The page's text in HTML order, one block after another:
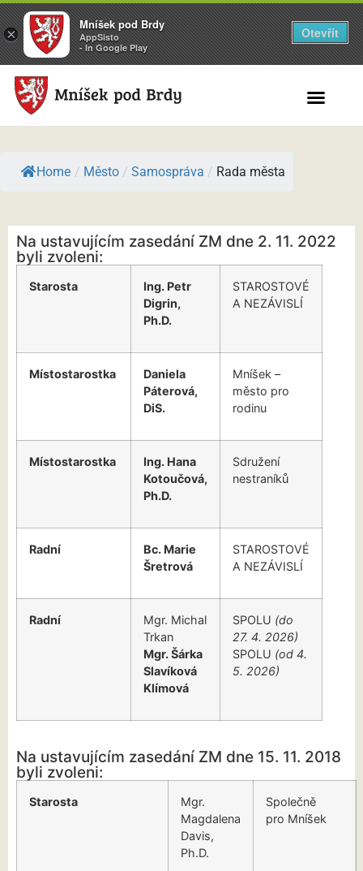
Home / Město / Samospráva / Rada města
Na ustavujícím zasedání ZM dne 2. 11. 2022
byli zvoleni:
Starosta
Ing. Petr
Digrin,
Ph.D.
STAROSTOVÉ
A NEZÁVISLÍ
Místostarostka
Daniela
Páterová,
DiS.
Mníšek –
město pro
rodinu
Místostarostka
Ing. Hana
Kotoučová,
Ph.D.
Sdružení
nestraníků
Radní
Bc. Marie
Šretrová
STAROSTOVÉ
A NEZÁVISLÍ
Radní
Mgr. Michal
Trkan
Mgr. Šárka
Slavíková
Klímová
SPOLU (do
27. 4. 2026)
SPOLU (od 4.
5. 2026)
Na ustavujícím zasedání ZM dne 15. 11. 2018
byli zvoleni:
Starosta
Mgr.
Magdalena
Davis,
Ph.D.
Společně
pro Mníšek
×
Mníšek pod Brdy
AppSisto
- In Google Play
Otevřít